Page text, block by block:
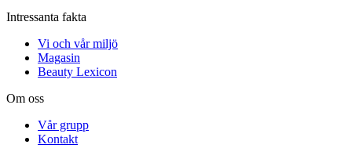
Intressanta fakta
Vi och vår miljö
Magasin
Beauty Lexicon
Om oss
Vår grupp
Kontakt